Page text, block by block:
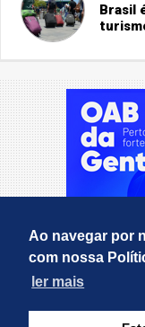
Ao navegar por
com nossa
ler mais
Brasil